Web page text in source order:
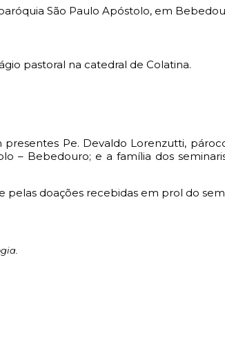
São Paulo Apóstolo, em
pastoral na catedral de Colatina.
Pe. Devaldo Lorenzutti,
– Bebedouro; e a família dos
pelas doações recebidas em prol do